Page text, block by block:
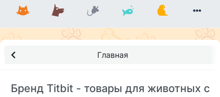
Главная
Бренд Titbit - товары для животных с